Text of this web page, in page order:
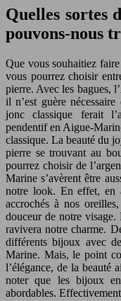
Quelles sortes
pouvons-nous
Que vous souhaitiez
vous pourrez choisir
pierre. Avec les bagues,
il n’est guère
jonc classique ferait
pendentif en Aigue-
classique. La beauté du
pierre se trouvant au
pourrez choisir de
Marine s’avèrent être
notre look. En effet, en
accrochés à nos
douceur de notre
ravivera notre charme.
différents bijoux avec
Marine. Mais, le point
l’élégance, de la beauté
noter que les bijoux
abordables.